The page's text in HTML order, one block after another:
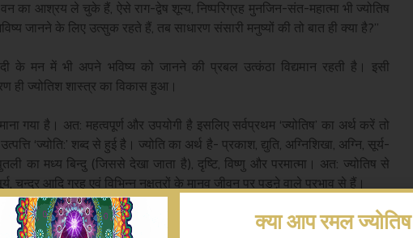
वन का आश्रय ले चुके हैं, ऐसे राग-द्वेष शून्य, निष्परिग्रह मुनजिन-संत-महात्मा भी ज्योतिष
जानने के लिए उत्सुक रहते हैं, तब साधारण संसारी मनुष्यों की तो बात ही क्या है?’’
के मन में भी अपने भविष्य को जानने की प्रबल उत्कंठा विद्यमान रहती है। इसी
ही ज्योतिश शास्त्र का विकास हुआ।
गया है। अत: महत्वपूर्ण और उपयोगी है इसलिए सर्वप्रथम ‘ज्योतिष’ का अर्थ करें तो
‘ज्योति:’ शब्द से हुई है। ज्योति का अर्थ है- प्रकाश, द्युति, अग्निशिखा, अग्नि, सूर्य-
का मध्य बिन्दु (जिससे देखा जाता है), दृष्टि, विष्णु और परमात्मा। अत: ज्योतिष से
चन्द्र आदि ग्रह एवं विभिन्न नक्षत्रों के मानव जीवन पर पडऩे वाले प्रभाव से हैं।
स्कंधत्रयात्मकम्।
क्या आप रमल ज्योतिष